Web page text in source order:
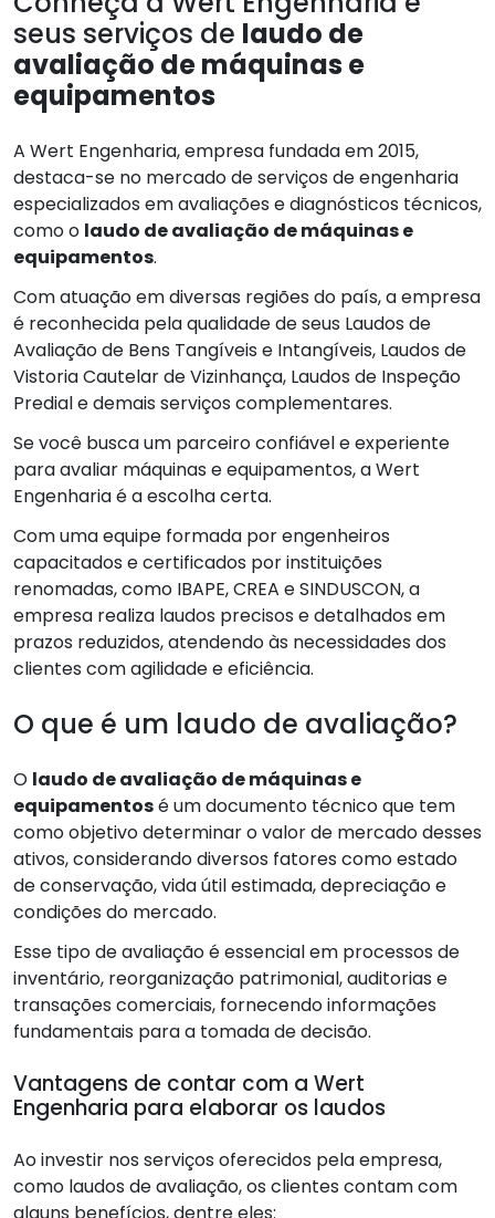
seus serviços de laudo de
avaliação de máquinas e
equipamentos
A Wert Engenharia, empresa fundada em 2015,
destaca-se no mercado de serviços de engenharia
especializados em avaliações e diagnósticos técnicos,
como o laudo de avaliação de máquinas e
equipamentos.
Com atuação em diversas regiões do país, a empresa
é reconhecida pela qualidade de seus Laudos de
Avaliação de Bens Tangíveis e Intangíveis, Laudos de
Vistoria Cautelar de Vizinhança, Laudos de Inspeção
Predial e demais serviços complementares.
Se você busca um parceiro confiável e experiente
para avaliar máquinas e equipamentos, a Wert
Engenharia é a escolha certa.
Com uma equipe formada por engenheiros
capacitados e certificados por instituições
renomadas, como IBAPE, CREA e SINDUSCON, a
empresa realiza laudos precisos e detalhados em
prazos reduzidos, atendendo às necessidades dos
clientes com agilidade e eficiência.
O que é um laudo de avaliação?
O laudo de avaliação de máquinas e
equipamentosé um documento técnico que tem
como objetivo determinar o valor de mercado desses
ativos, considerando diversos fatores como estado
de conservação, vida útil estimada, depreciação e
condições do mercado.
Esse tipo de avaliação é essencial em processos de
inventário, reorganização patrimonial, auditorias e
transações comerciais, fornecendo informações
fundamentais para a tomada de decisão.
Vantagens de contar com a Wert
Engenharia para elaborar os laudos
Ao investir nos serviços oferecidos pela empresa,
como laudos de avaliação, os clientes contam com